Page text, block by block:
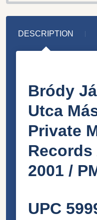
DESCRIPTION
Bródy
Utca
Private
Records
2001 /
UPC